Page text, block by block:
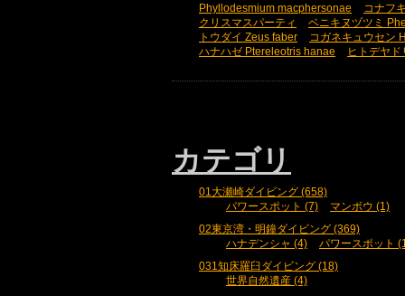
Phyllodesmium macphersonae
コナフ
クリスマスパーティ
ベニキヌヅツミ
トウダイ Zeus faber
コガネキュウセン
ハナハゼ Ptereleotris hanae
ヒトデヤ
カテゴリ
01大瀬崎ダイビング (658)
パワースポット (7)
マンボウ (1)
02東京湾・明鐘ダイビング (369)
ハナデンシャ (4)
パワースポット
031知床羅臼ダイビング (18)
世界自然遺産 (4)